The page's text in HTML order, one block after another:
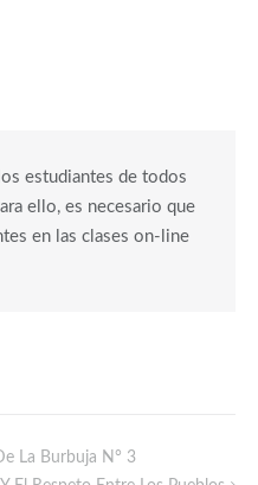
estudiantes de todos
ello, es necesario que
en las clases on-line
La Burbuja N° 3